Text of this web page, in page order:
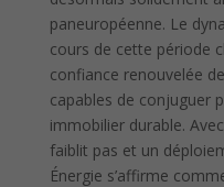
paneuropéenne. Le
cours de cette période
confiance renouvelée
capables de conjuguer
immobilier durable.
faiblit pas et un
Énergie s’affirme